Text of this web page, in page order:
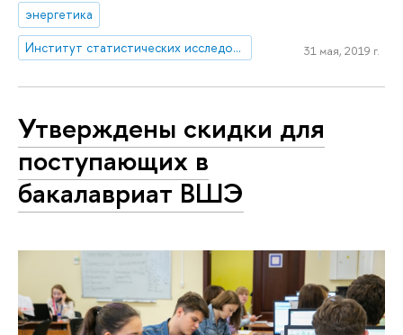
энергетика
Институт статистических исследований и экономики знаний
31 мая, 2019 г.
Утверждены скидки для
поступающих в
бакалавриат ВШЭ